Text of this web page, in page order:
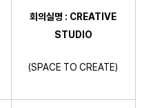
회의실명 : CREATIVE
STUDIO
(SPACE TO CREATE)